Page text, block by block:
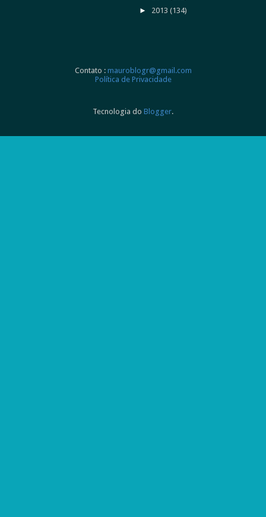
► 2013 (134)
Contato : mauroblogr@gmail.com
Política de Privacidade
Tecnologia do Blogger.